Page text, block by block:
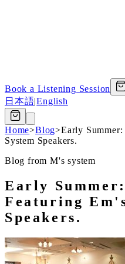
Book a Listening Session
日本語|English
Home>Blog>Early
System Speakers.
Blog from M's system
Early
Featuring
Speakers.